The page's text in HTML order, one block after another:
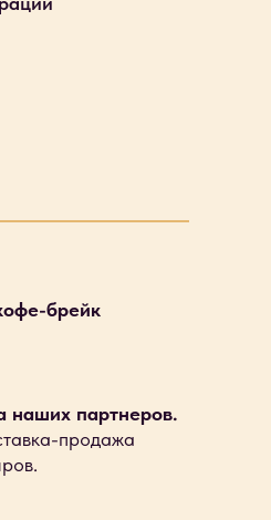
наших партнеров.
продажа
брейк